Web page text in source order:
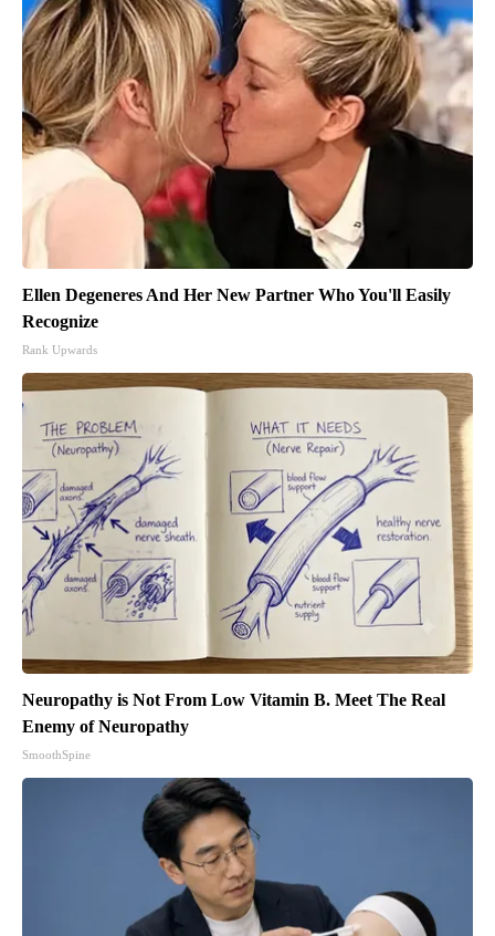
Ellen Degeneres And Her New Partner Who You'll Easily
Recognize
Rank Upwards
Neuropathy is Not From Low Vitamin B. Meet The Real
Enemy of Neuropathy
SmoothSpine